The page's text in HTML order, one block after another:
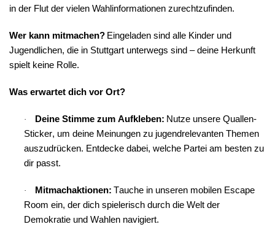
in der Flut der vielen Wahlinformationen zurechtzufinden.
Wer kann mitmachen? Eingeladen sind alle Kinder und
Jugendlichen, die in Stuttgart unterwegs sind – deine Herkunft
spielt keine Rolle.
Was erwartet dich vor Ort?
· Deine Stimme zum Aufkleben: Nutze unsere Quallen-
Sticker, um deine Meinungen zu jugendrelevanten Themen
auszudrücken. Entdecke dabei, welche Partei am besten zu
dir passt.
· Mitmachaktionen: Tauche in unseren mobilen Escape
Room ein, der dich spielerisch durch die Welt der
Demokratie und Wahlen navigiert.